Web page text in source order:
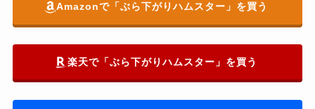
Amazonで「ぶら下がりハムスター」を買う
楽天で「ぶら下がりハムスター」を買う